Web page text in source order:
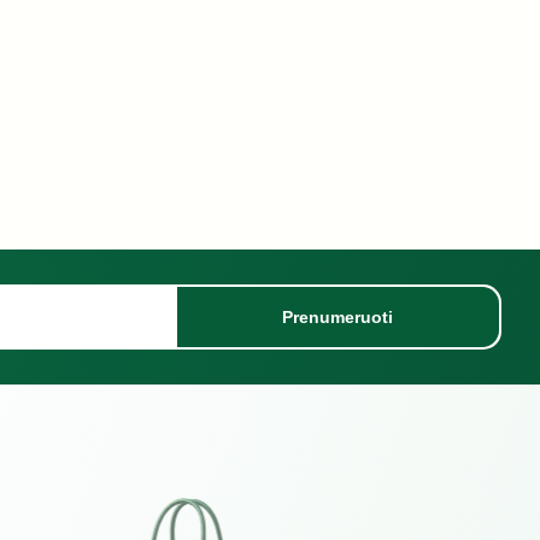
Prenumeruoti